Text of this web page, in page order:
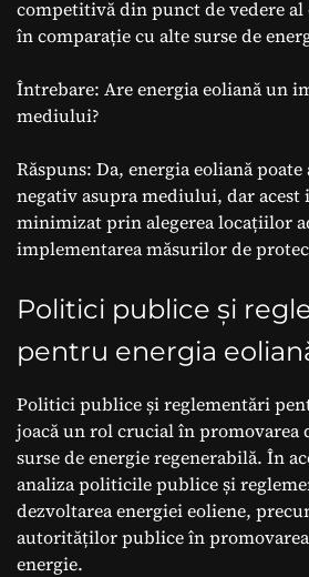
competitivă din punct de vedere
în comparație cu alte surse de
Întrebare: Are energia eoliană un
mediului?
Răspuns: Da, energia eoliană
negativ asupra mediului, dar acest
minimizat prin alegerea locațiilor
implementarea măsurilor de
Politici publice și
pentru energia
Politici publice și reglementări
joacă un rol crucial în promovarea
surse de energie regenerabilă. În
analiza politicile publice și
dezvoltarea energiei eoliene,
autorităților publice în promovarea
energie.